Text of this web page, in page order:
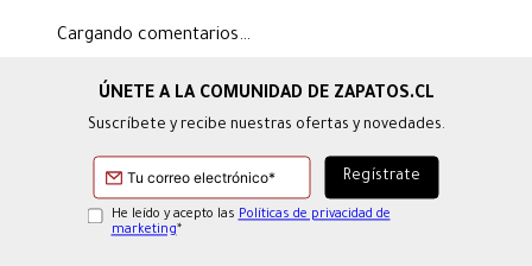
Cargando comentarios…
Suscríbete y recibe nuestras ofertas y novedades.
He leído y acepto lasPolíticas de privacidad de
marketing*